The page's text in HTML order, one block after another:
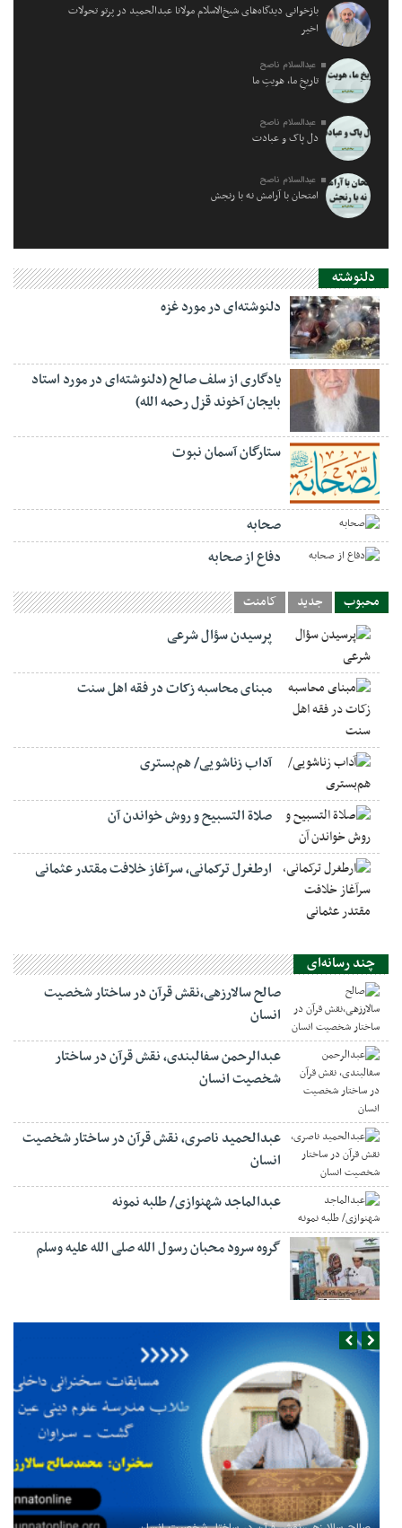
بازخوانی دیدگاه‌های شیخ‌الاسلام مولانا عبدالحمید در پرتو تحولات
اخیر
عبدالسلام ناصح
تاریخِ ما، هویتِ ما
عبدالسلام ناصح
دل پاک و عبادت
عبدالسلام ناصح
امتحان با آرامش نه با رنجش
دلنوشته
دلنوشته‌ای در مورد غزه
یادگاری از سلف صالح (دلنوشته‌ای در مورد استاد
بایجان آخوند قزل رحمه الله)
ستارگان آسمان نبوت
صحابه
دفاع از صحابه
محبوب جدید کامنت
پرسیدن سؤال شرعی
مبنای محاسبه زکات در فقه اهل سنت
آداب زناشویی/ هم‌بستری
صلاة التسبيح و روش خواندن آن
ارطغرل ترکمانی، سرآغاز خلافت مقتدر عثمانی
چند رسانه‌ای
صالح سالارزهی،‌نقش قرآن در ساختار شخصیت
انسان
عبدالرحمن سفالبندی، نقش قرآن در ساختار
شخصیت انسان
عبدالحمید ناصری، نقش قرآن در ساختار شخصیت
انسان
عبدالماجد شهنوازی/ طلبه نمونه
گروه سرود محبان رسول الله صلی الله علیه وسلم